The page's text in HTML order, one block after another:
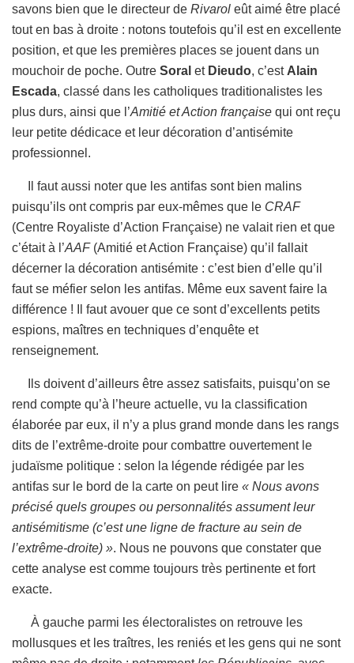
savons bien que le directeur de Rivarol eût aimé être placé
tout en bas à droite : notons toutefois qu’il est en excellente
position, et que les premières places se jouent dans un
mouchoir de poche. Outre Soral et Dieudo, c’estAlain
Escada, classé dans les catholiques traditionalistes les
plus durs, ainsi que l’Amitié et Action française qui ont reçu
leur petite dédicace et leur décoration d’antisémite
professionnel.
Il faut aussi noter que les antifas sont bien malins
puisqu’ils ont compris par eux-mêmes que le CRAF
(Centre Royaliste d’Action Française) ne valait rien et que
c’était à l’AAF (Amitié et Action Française) qu’il fallait
décerner la décoration antisémite : c’est bien d’elle qu’il
faut se méfier selon les antifas. Même eux savent faire la
différence ! Il faut avouer que ce sont d’excellents petits
espions, maîtres en techniques d’enquête et
renseignement.
Ils doivent d’ailleurs être assez satisfaits, puisqu’on se
rend compte qu’à l’heure actuelle, vu la classification
élaborée par eux, il n’y a plus grand monde dans les rangs
dits de l’extrême-droite pour combattre ouvertement le
judaïsme politique : selon la légende rédigée par les
antifas sur le bord de la carte on peut lire « Nous avons
précisé quels groupes ou personnalités assument leur
antisémitisme (c’est une ligne de fracture au sein de
l’extrême-droite) ». Nous ne pouvons que constater que
cette analyse est comme toujours très pertinente et fort
exacte.
À gauche parmi les électoralistes on retrouve les
mollusques et les traîtres, les reniés et les gens qui ne sont